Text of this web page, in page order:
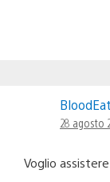
28 agosto
Voglio